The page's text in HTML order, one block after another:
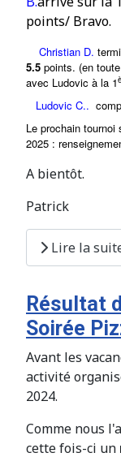
points/ Bravo.
Christian D.
5.5 points. (en
avec Ludovic à la 1
Ludovic C..
Le prochain
2025 :
A bientôt.
Patrick
Lire la
Résultat
Soirée
Avant les
activité
2024.
Comme nous
cette fois-ci un